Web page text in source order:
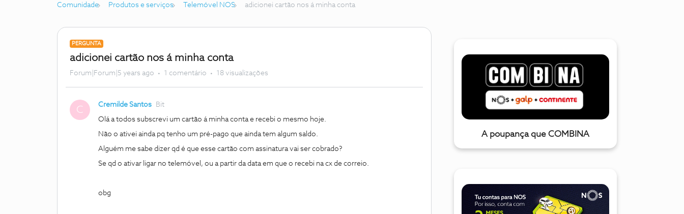
Comunidade Produtos e serviços Telemóvel NOS adicionei cartão nos á minha conta
PERGUNTA
adicionei cartão nos á minha conta
Forum|Forum|5 years ago 1 comentário 18 visualizações
C Cremilde Santos Bit
Olá a todos subscrevi um cartão á minha conta e recebi o mesmo hoje.
Não o ativei ainda pq tenho um pré-pago que ainda tem algum saldo.
Alguém me sabe dizer qd é que esse cartão com assinatura vai ser cobrado?
Se qd o ativar ligar no telemóvel, ou a partir da data em que o recebi na cx de correio.
obg
A poupança que COMBINA